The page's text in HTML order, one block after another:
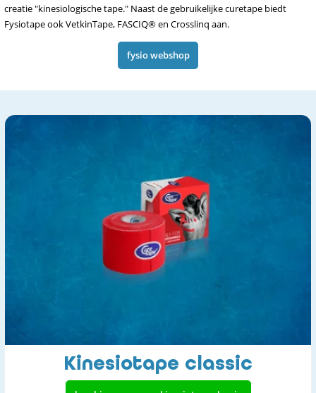
creatie "kinesiologische tape." Naast de gebruikelijke curetape biedt
Fysiotape ook VetkinTape, FASCIQ® en Crosslinq aan.
fysio webshop
Kinesiotape classic